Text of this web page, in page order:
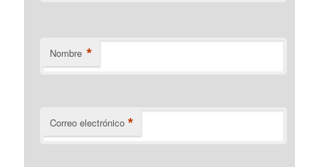
Nombre *
Correo electrónico *